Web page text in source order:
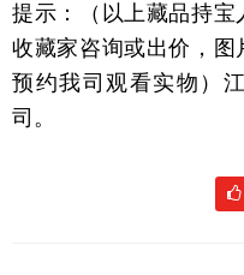
提示：（以上藏品持
收藏家咨询或出价，
预约我司观看实物）
司。